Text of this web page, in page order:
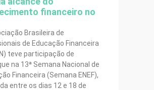
financeiro no
Brasileira de
de Educação Financeira
teve participação de
na 13ª Semana Nacional de
Financeira (Semana ENEF),
entre os dias 12 e 18 de